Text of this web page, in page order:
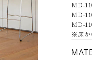
MD-
MD-
MD-
※床か